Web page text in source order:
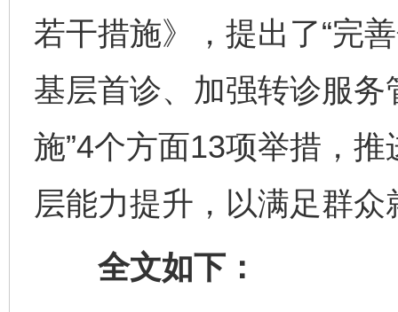
若干措施》，提出了“完
基层首诊、加强转诊服
施”4个方面13项举措，
层能力提升，以满足群
全文如下：